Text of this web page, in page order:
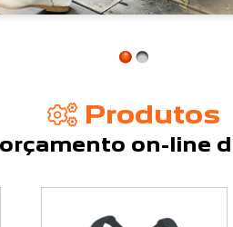
Produtos
on-line